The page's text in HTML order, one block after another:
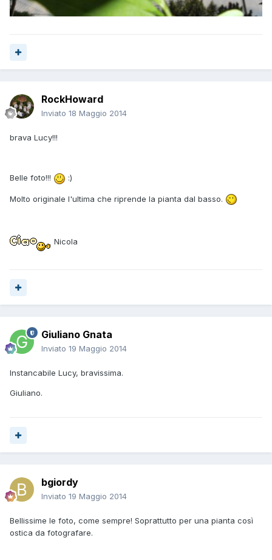
RockHoward
Inviato 18 Maggio 2014
brava Lucy!!!
Belle foto!!! :)
Molto originale l'ultima che riprende la pianta dal basso.
Nicola
Giuliano Gnata
Inviato 19 Maggio 2014
Instancabile Lucy, bravissima.
Giuliano.
bgiordy
Inviato 19 Maggio 2014
Bellissime le foto, come sempre! Soprattutto per una pianta così
ostica da fotografare.